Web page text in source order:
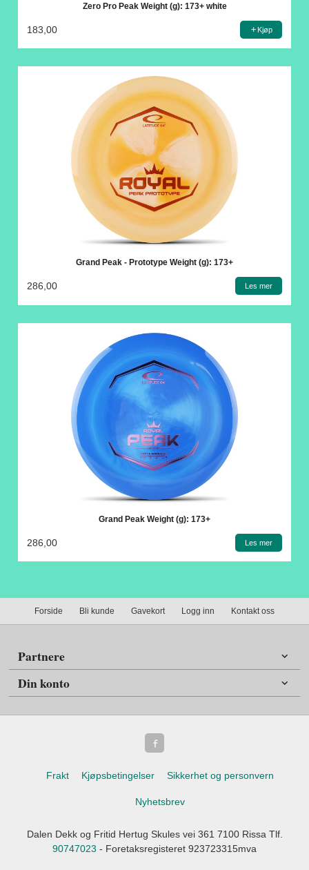
Zero Pro Peak Weight (g): 173+ white
183,00 Kjøp
Grand Peak - Prototype Weight (g): 173+
286,00 Les mer
Grand Peak Weight (g): 173+
286,00 Les mer
Forside Bli kunde Gavekort Logg inn Kontakt oss
Partnere
Din konto
Frakt Kjøpsbetingelser Sikkerhet og personvern
Nyhetsbrev
Dalen Dekk og Fritid Hertug Skules vei 361 7100 Rissa Tlf.
90747023 - Foretaksregisteret 923723315mva